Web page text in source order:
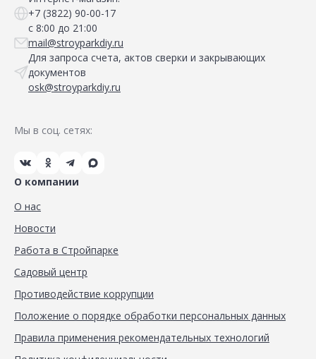
+7 (3822) 90-00-17
с 8:00 до 21:00
mail@stroyparkdiy.ru
Для запроса счета, актов сверки и закрывающих
документов
osk@stroyparkdiy.ru
Мы в соц. сетях:
О компании
О нас
Новости
Работа в Стройпарке
Садовый центр
Противодействие коррупции
Положение о порядке обработки персональных данных
Правила применения рекомендательных технологий